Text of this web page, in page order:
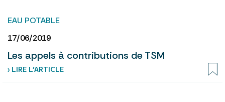
EAU POTABLE
17/06/2019
Les appels à contributions de TSM
› LIRE L’ARTICLE